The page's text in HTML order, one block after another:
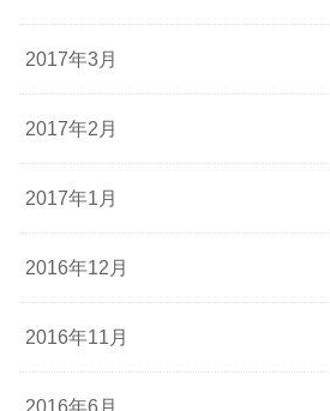
2017年3月
2017年2月
2017年1月
2016年12月
2016年11月
2016年6月